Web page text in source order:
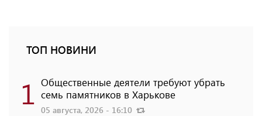
ТОП НОВИНИ
1 Общественные деятели требуют убрать
семь памятников в Харькове
05 августа, 2026 - 16:10